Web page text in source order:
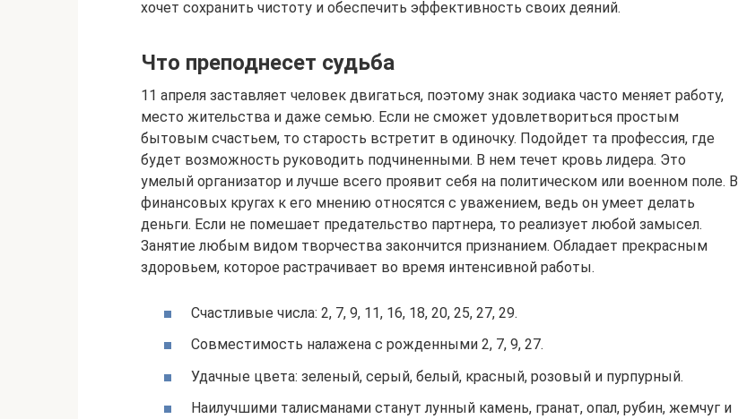
хочет сохранить чистоту и обеспечить эффективность своих деяний.
Что преподнесет судьба
11 апреля заставляет человек двигаться, поэтому знак зодиака часто меняет работу,
место жительства и даже семью. Если не сможет удовлетвориться простым
бытовым счастьем, то старость встретит в одиночку. Подойдет та профессия, где
будет возможность руководить подчиненными. В нем течет кровь лидера. Это
умелый организатор и лучше всего проявит себя на политическом или военном поле. В
финансовых кругах к его мнению относятся с уважением, ведь он умеет делать
деньги. Если не помешает предательство партнера, то реализует любой замысел.
Занятие любым видом творчества закончится признанием. Обладает прекрасным
здоровьем, которое растрачивает во время интенсивной работы.
Счастливые числа: 2, 7, 9, 11, 16, 18, 20, 25, 27, 29.
Совместимость налажена с рожденными 2, 7, 9, 27.
Удачные цвета: зеленый, серый, белый, красный, розовый и пурпурный.
Наилучшими талисманами станут лунный камень, гранат, опал, рубин, жемчуг и